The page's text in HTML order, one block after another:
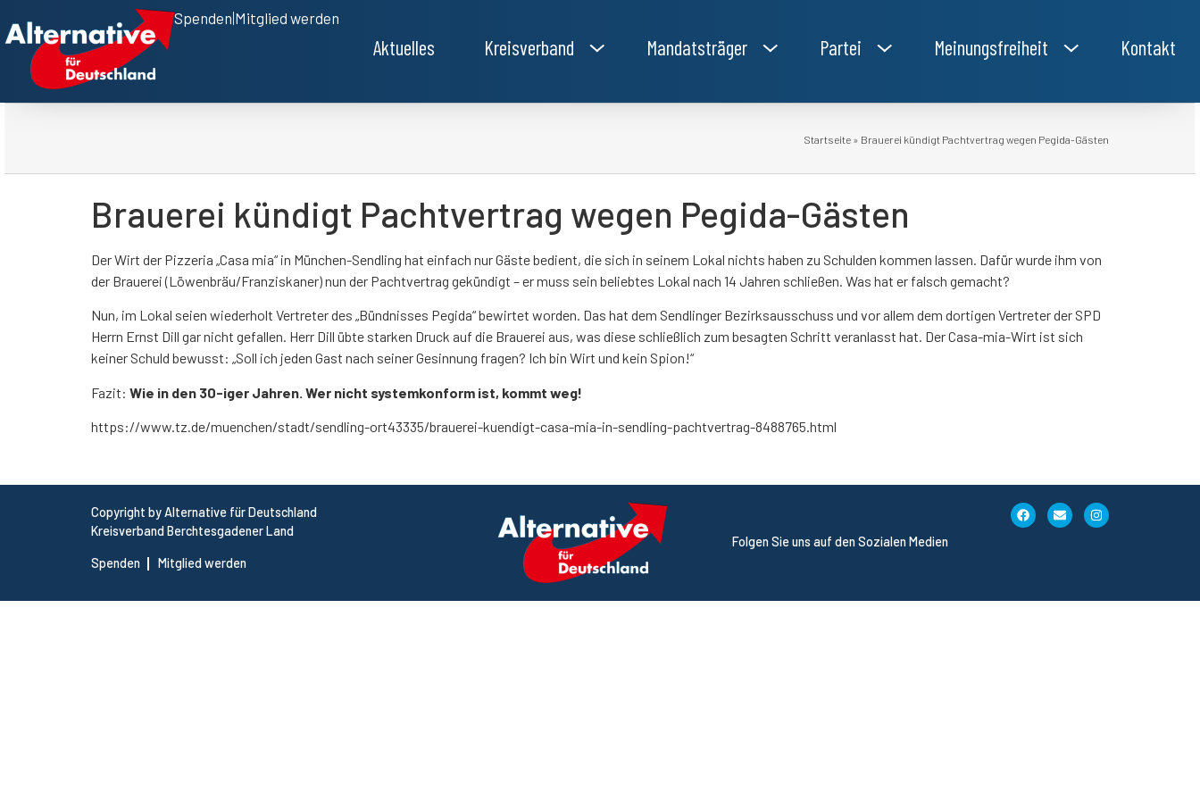
Spenden Mitglied werden
Aktuelles Kreisverband Mandatsträger Partei Meinungsfreiheit Kontakt
Startseite » Brauerei kündigt Pachtvertrag wegen Pegida-Gästen
Brauerei kündigt Pachtvertrag wegen Pegida-Gästen
Der Wirt der Pizzeria „Casa mia“ in München-Sendling hat einfach nur Gäste bedient, die sich in seinem Lokal nichts haben zu Schulden kommen lassen. Dafür wurde ihm von
der Brauerei (Löwenbräu/Franziskaner) nun der Pachtvertrag gekündigt – er muss sein beliebtes Lokal nach 14 Jahren schließen. Was hat er falsch gemacht?
Nun, im Lokal seien wiederholt Vertreter des „Bündnisses Pegida“ bewirtet worden. Das hat dem Sendlinger Bezirksausschuss und vor allem dem dortigen Vertreter der SPD
Herrn Ernst Dill gar nicht gefallen. Herr Dill übte starken Druck auf die Brauerei aus, was diese schließlich zum besagten Schritt veranlasst hat. Der Casa-mia-Wirt ist sich
keiner Schuld bewusst: „Soll ich jeden Gast nach seiner Gesinnung fragen? Ich bin Wirt und kein Spion!“
Fazit: Wie in den 30-iger Jahren. Wer nicht systemkonform ist, kommt weg!
https://www.tz.de/muenchen/stadt/sendling-ort43335/brauerei-kuendigt-casa-mia-in-sendling-pachtvertrag-8488765.html
Copyright by Alternative für Deutschland
Kreisverband Berchtesgadener Land
Spenden Mitglied werden
Folgen Sie uns auf den Sozialen Medien